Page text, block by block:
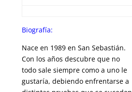
Biografía:
Nace en 1989 en San Sebastián.
Con los años descubre que no
todo sale siempre como a uno le
gustaría, debiendo enfrentarse a